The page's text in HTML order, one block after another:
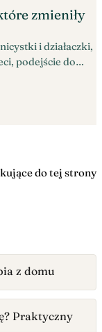
zmieniły
i działaczki,
podejście do
do tej strony
z domu
Praktyczny